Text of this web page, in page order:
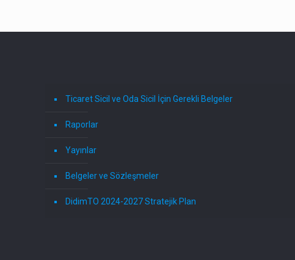
Ticaret Sicil ve Oda Sicil İçin Gerekli Belgeler
Raporlar
Yayınlar
Belgeler ve Sözleşmeler
DidimTO 2024-2027 Stratejik Plan